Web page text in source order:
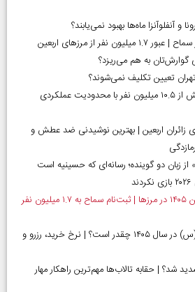
و آنفلوآنزا ماه‌ها بهبود نمی‌یابند؟
گوارش‌تان به هم می‌ریزد؟
تعیین تکلیف نمی‌شوند؟
آمار معلولیت در ایران | بیش از ۱۰.۵ میلیون نفر با محدودیت عملکردی
اربعین | بهترین نوشیدنی ضد عطش و
از زبان دو گوینده؛ رسانه‌ای که حسینیه است
آغاز رسمی برنامه‌های اربعین ۱۴۰۵ در مرز‌ها | ثبت‌نام سماح به ۱.۷ میلیون نفر
قیمت قبر در بهشت زهرا (س) در سال ۱۴۰۵ چقدر است؟ | نرخ خرید، رزرو و
شد؟ | حقابه تالاب‌ها مهم‌ترین راهکار مهار